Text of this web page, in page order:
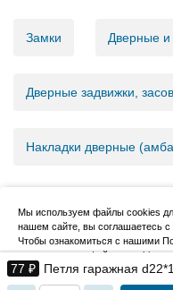
77 ₽ Петля гаражная
Замки Дверные и
Дверные задвижки,
Накладки дверные
Мы используем файлы cookies
нашем сайте, вы соглашаетесь с
Чтобы ознакомиться с нашими
использовании файлов cookie,